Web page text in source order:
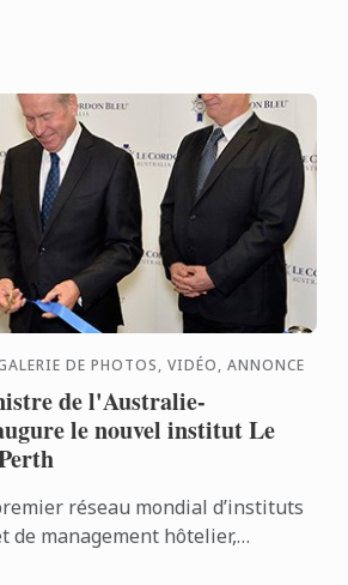
DE PHOTOS, VIDÉO, ANNONCE
de l'Australie-
le nouvel institut Le
réseau mondial d’instituts
de management hôtelier,